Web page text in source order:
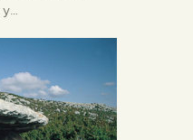
y…